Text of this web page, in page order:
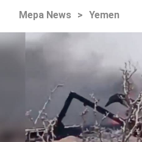
Mepa News > Yemen